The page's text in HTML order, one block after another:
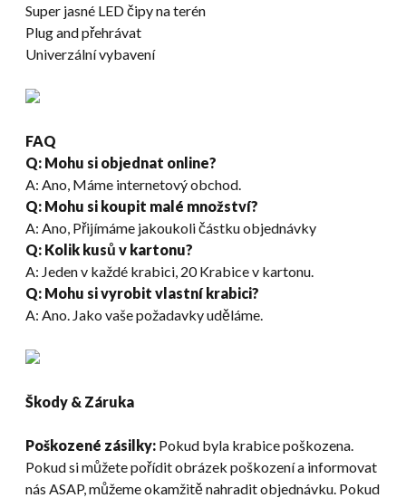
Super jasné LED čipy na terén
Plug and přehrávat
Univerzální vybavení
FAQ
Q: Mohu si objednat online?
A: Ano, Máme internetový obchod.
Q: Mohu si koupit malé množství?
A: Ano, Přijímáme jakoukoli částku objednávky
Q: Kolik kusů v kartonu?
A: Jeden v každé krabici, 20 Krabice v kartonu.
Q: Mohu si vyrobit vlastní krabici?
A: Ano. Jako vaše požadavky uděláme.
Škody & Záruka
Poškozené zásilky: Pokud byla krabice poškozena.
Pokud si můžete pořídit obrázek poškození a informovat
nás ASAP, můžeme okamžitě nahradit objednávku. Pokud